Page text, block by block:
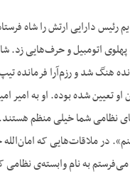
دارایی ارتش را شاه
اتومبیل و حرف‌هایی زد.
هنگ شد و رزم‌آرا فرمانده
او تعیین شده بوده. او به
شما خیلی منظم هستند.
در ملاقات‌هایی که
به نام وابسته‌ی